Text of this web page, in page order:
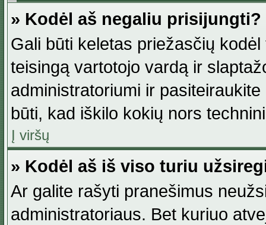
» Kodėl aš negaliu prisijungti?
Gali būti keletas priežasčių
teisingą vartotojo vardą ir
administratoriumi ir
būti, kad iškilo kokių nors
Į viršų
» Kodėl aš iš viso turiu
Ar galite rašyti pranešimus
administratoriaus. Bet kuriuo